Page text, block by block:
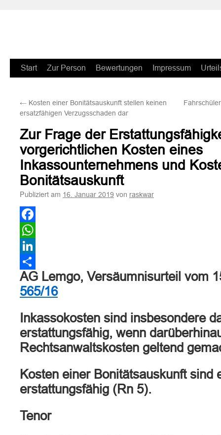
Zum
springen
Start Zur Person Bewertungen Impressum
← Kosten einer Bonitätsauskunft stellen keinen
ersatzfähigen Verzugsschaden dar
Zur Frage der
vorgerichtlichen Kosten eines
Inkassounternehmens und
Bonitätsauskunft
Publiziert am 16. Januar 2019 von raskwar
Facebook
WhatsApp
LinkedIn
Teilen
AG Lemgo, Versäumnisurteil vom
565/16
Inkassokosten sind insbesondere
erstattungsfähig, wenn
Rechtsanwaltskosten geltend
Kosten einer Bonitätsauskunft sind
erstattungsfähig (Rn 5).
Tenor